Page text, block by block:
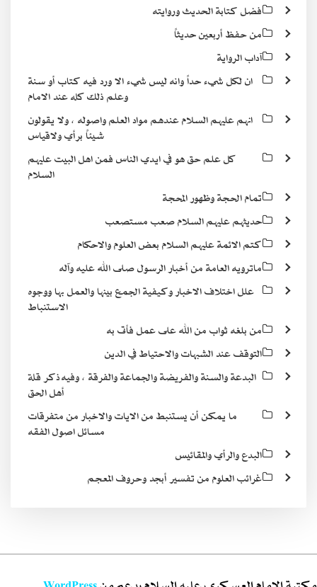
فضل كتابة الحديث وروايته
من حفظ أربعين حديثاً
آداب الرواية
ان لكل شيء حداً وانه ليس شيء الا ورد فيه كتاب أو سنة
وعلم ذلك كله عند الامام
انهم عليهم السلام عندهم مواد العلم واصوله ، ولا يقولون
شيئاً برأي ولاقياس
كل علم حق هو في ايدي الناس فمن اهل البيت عليهم
السلام
تمام الحجة وظهور المحجة
حديثهم عليهم السلام صعب مستصعب
كتم الائمة عليهم السلام بعض العلوم والاحكام
ماترويه العامة من أخبار الرسول صلى الله عليه وآله
علل اختلاف الاخبار وكيفية الجمع بينها والعمل بها ووجوه
الاستنباط
من بلغه ثواب من الله على عمل فأتى به
التوقف عند الشبهات والاحتياط في الدين
البدعة والسنة والفريضة والجماعة والفرقة ، وفيه ذكر قلة
أهل الحق
ما يمكن أن يستنبط من الايات والاخبار من متفرقات
مسائل اصول الفقه
البدع والرأي والمقائيس
غرائب العلوم من تفسير أبجد وحروف المعجم